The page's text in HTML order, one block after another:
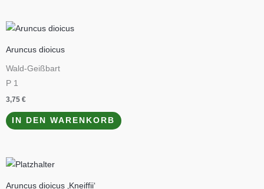
Aruncus dioicus
Wald-Geißbart
P 1
3,75 €
IN DEN WARENKORB
Aruncus dioicus ‚Kneiffii‘